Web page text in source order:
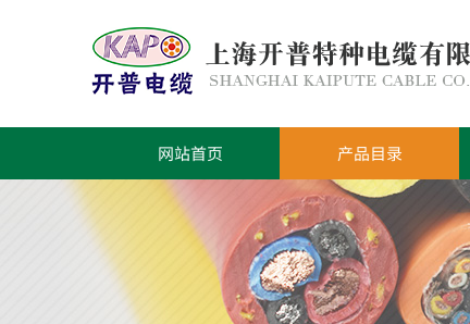
网站首页 产品目录